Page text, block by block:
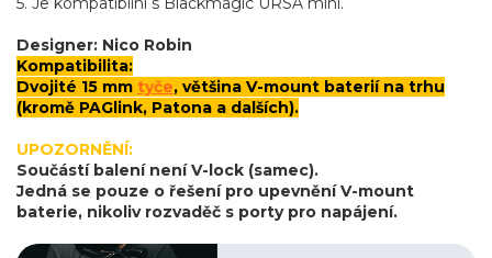
Designer: Nico Robin
Kompatibilita:
Dvojité 15 mm tyče, většina V-mount baterií na trhu
(kromě PAGlink, Patona a dalších).
UPOZORNĚNÍ:
Součástí balení není V-lock (samec).
Jedná se pouze o řešení pro upevnění V-mount
baterie, nikoliv rozvaděč s porty pro napájení.